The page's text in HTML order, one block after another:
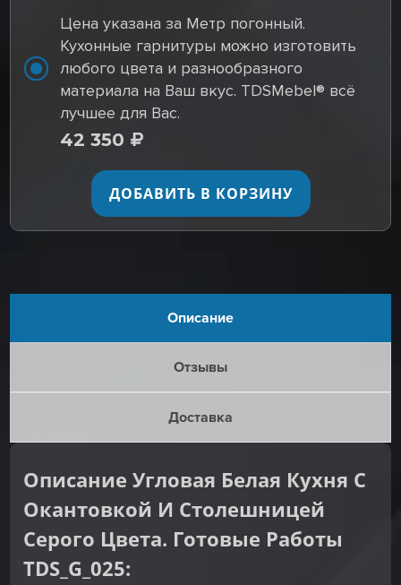
Цена указана за Метр погонный.
Кухонные гарнитуры можно изготовить
любого цвета и разнообразного
материала на Ваш вкус. TDSMebel® всё
лучшее для Вас.
42 350
ДОБАВИТЬ В КОРЗИНУ
Описание
Отзывы
Доставка
Описание Угловая Белая Кухня С
Окантовкой И Столешницей
Серого Цвета. Готовые Работы
TDS_G_025: